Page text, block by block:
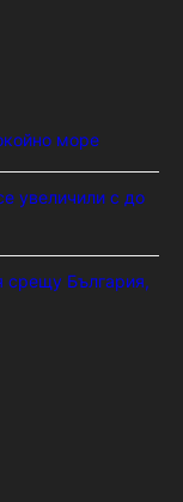
море
увеличили с до
срещу България,